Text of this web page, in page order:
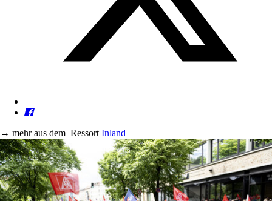
→ mehr aus dem Ressort Inland